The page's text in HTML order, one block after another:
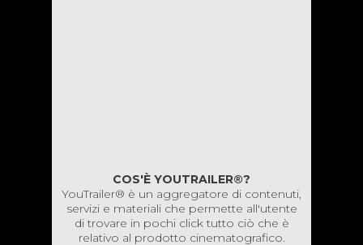
COS'È YOUTRAILER®?
YouTrailer® è un aggregatore di contenuti,
servizi e materiali che permette all'utente
di trovare in pochi click tutto ciò che è
relativo al prodotto cinematografico.